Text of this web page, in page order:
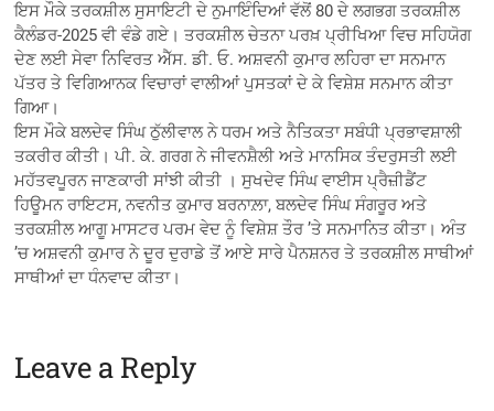
ਇਸ ਮੌਕੇ ਤਰਕਸ਼ੀਲ ਸੁਸਾਇਟੀ ਦੇ ਨੁਮਾਇੰਦਿਆਂ ਵੱਲੋਂ 80 ਦੇ ਲਗਭਗ ਤਰਕਸ਼ੀਲ
ਕੈਲੰਡਰ-2025 ਵੀ ਵੰਡੇ ਗਏ। ਤਰਕਸ਼ੀਲ ਚੇਤਨਾ ਪਰਖ਼ ਪ੍ਰੀਖਿਆ ਵਿਚ ਸਹਿਯੋਗ
ਦੇਣ ਲਈ ਸੇਵਾ ਨਿਵਿਰਤ ਐੱਸ. ਡੀ. ਓ. ਅਸ਼ਵਨੀ ਕੁਮਾਰ ਲਹਿਰਾ ਦਾ ਸਨਮਾਨ
ਪੱਤਰ ਤੇ ਵਿਗਿਆਨਕ ਵਿਚਾਰਾਂ ਵਾਲੀਆਂ ਪੁਸਤਕਾਂ ਦੇ ਕੇ ਵਿਸ਼ੇਸ਼ ਸਨਮਾਨ ਕੀਤਾ
ਗਿਆ।
ਇਸ ਮੌਕੇ ਬਲਦੇਵ ਸਿੰਘ ਠੁੱਲੀਵਾਲ ਨੇ ਧਰਮ ਅਤੇ ਨੈਤਿਕਤਾ ਸਬੰਧੀ ਪ੍ਰਭਾਵਸ਼ਾਲੀ
ਤਕਰੀਰ ਕੀਤੀ। ਪੀ. ਕੇ. ਗਰਗ ਨੇ ਜੀਵਨਸ਼ੈਲੀ ਅਤੇ ਮਾਨਸਿਕ ਤੰਦਰੁਸਤੀ ਲਈ
ਮਹੱਤਵਪੂਰਨ ਜਾਣਕਾਰੀ ਸਾਂਝੀ ਕੀਤੀ । ਸੁਖਦੇਵ ਸਿੰਘ ਵਾਈਸ ਪ੍ਰੈਜ਼ੀਡੈਂਟ
ਹਿਊਮਨ ਰਾਇਟਸ, ਨਵਨੀਤ ਕੁਮਾਰ ਬਰਨਾਲ਼ਾ, ਬਲਦੇਵ ਸਿੰਘ ਸੰਗਰੂਰ ਅਤੇ
ਤਰਕਸ਼ੀਲ ਆਗੂ ਮਾਸਟਰ ਪਰਮ ਵੇਦ ਨੂੰ ਵਿਸ਼ੇਸ਼ ਤੌਰ ’ਤੇ ਸਨਮਾਨਿਤ ਕੀਤਾ। ਅੰਤ
’ਚ ਅਸ਼ਵਨੀ ਕੁਮਾਰ ਨੇ ਦੂਰ ਦੁਰਾਡੇ ਤੋਂ ਆਏ ਸਾਰੇ ਪੈਨਸ਼ਨਰ ਤੇ ਤਰਕਸ਼ੀਲ ਸਾਥੀਆਂ
ਸਾਥੀਆਂ ਦਾ ਧੰਨਵਾਦ ਕੀਤਾ।
Leave a Reply